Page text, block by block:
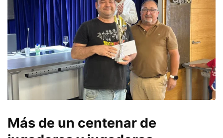
Más de un centenar de